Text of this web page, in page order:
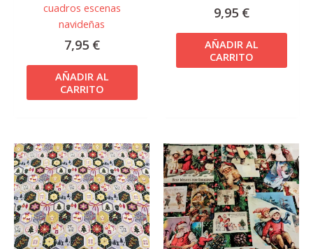
cuadros escenas
navideñas
7,95 €
AÑADIR AL
CARRITO
9,95 €
AÑADIR AL
CARRITO